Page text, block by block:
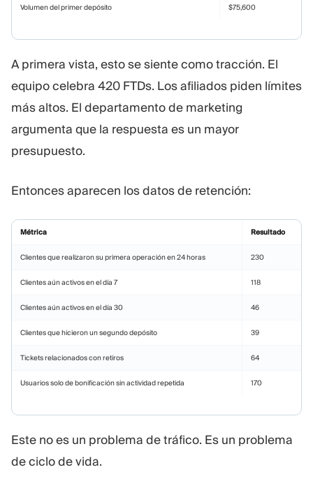
Volumen del primer depósito $75,600
A primera vista, esto se siente como tracción. El
equipo celebra 420 FTDs. Los afiliados piden límites
más altos. El departamento de marketing
argumenta que la respuesta es un mayor
presupuesto.
Entonces aparecen los datos de retención:
Métrica Resultado
Clientes que realizaron su primera operación en 24 horas 230
Clientes aún activos en el día 7 118
Clientes aún activos en el día 30 46
Clientes que hicieron un segundo depósito 39
Tickets relacionados con retiros 64
Usuarios solo de bonificación sin actividad repetida 170
Este no es un problema de tráfico. Es un problema
de ciclo de vida.